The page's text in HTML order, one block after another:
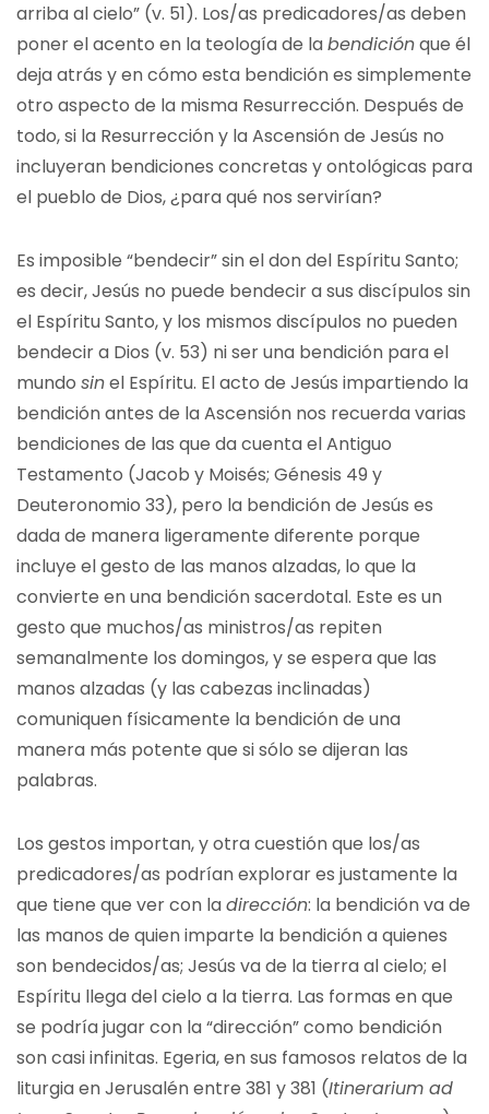
arriba al cielo” (v. 51). Los/as predicadores/as deben
poner el acento en la teología de labendiciónque él
deja atrás y en cómo esta bendición es simplemente
otro aspecto de la misma Resurrección. Después de
todo, si la Resurrección y la Ascensión de Jesús no
incluyeran bendiciones concretas y ontológicas para
el pueblo de Dios, ¿para qué nos servirían?
Es imposible “bendecir” sin el don del Espíritu Santo;
es decir, Jesús no puede bendecir a sus discípulos sin
el Espíritu Santo, y los mismos discípulos no pueden
bendecir a Dios (v. 53) ni ser una bendición para el
mundo sinel Espíritu. El acto de Jesús impartiendo la
bendición antes de la Ascensión nos recuerda varias
bendiciones de las que da cuenta el Antiguo
Testamento (Jacob y Moisés; Génesis 49 y
Deuteronomio 33), pero la bendición de Jesús es
dada de manera ligeramente diferente porque
incluye el gesto de las manos alzadas, lo que la
convierte en una bendición sacerdotal. Este es un
gesto que muchos/as ministros/as repiten
semanalmente los domingos, y se espera que las
manos alzadas (y las cabezas inclinadas)
comuniquen físicamente la bendición de una
manera más potente que si sólo se dijeran las
palabras.
Los gestos importan, y otra cuestión que los/as
predicadores/as podrían explorar es justamente la
que tiene que ver con ladirección: la bendición va de
las manos de quien imparte la bendición a quienes
son bendecidos/as; Jesús va de la tierra al cielo; el
Espíritu llega del cielo a la tierra. Las formas en que
se podría jugar con la “dirección” como bendición
son casi infinitas. Egeria, en sus famosos relatos de la
liturgia en Jerusalén entre 381 y 381 (Itinerarium ad